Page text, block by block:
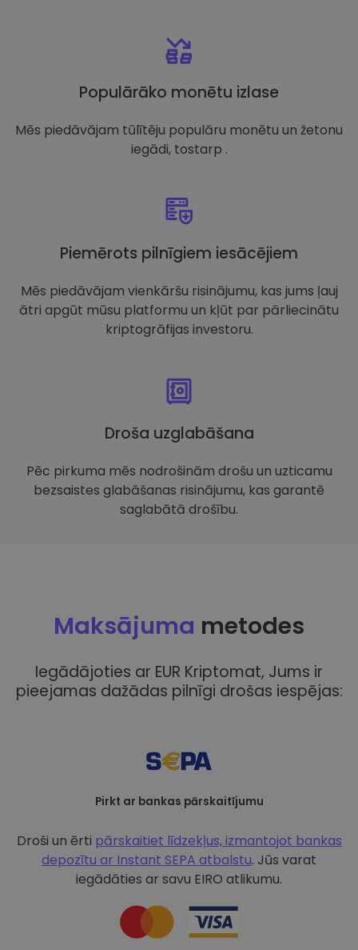
Populārāko monētu izlase
Mēs piedāvājam tūlītēju populāru monētu un žetonu
iegādi, tostarp .
Piemērots pilnīgiem iesācējiem
Mēs piedāvājam vienkāršu risinājumu, kas jums ļauj
ātri apgūt mūsu platformu un kļūt par pārliecinātu
kriptogrāfijas investoru.
Droša uzglabāšana
Pēc pirkuma mēs nodrošinām drošu un uzticamu
bezsaistes glabāšanas risinājumu, kas garantē
saglabātā drošību.
Maksājuma metodes
Iegādājoties ar EUR Kriptomat, Jums ir
pieejamas dažādas pilnīgi drošas iespējas:
Pirkt ar bankas pārskaitījumu
Droši un ērti pārskaitiet līdzekļus, izmantojot bankas
depozītu ar Instant SEPA atbalstu. Jūs varat
iegādāties ar savu EIRO atlikumu.